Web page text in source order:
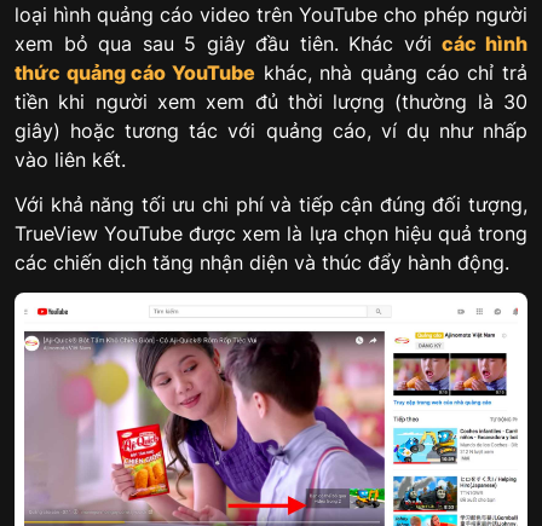
loại hình quảng cáo video trên YouTube cho phép người
xem bỏ qua sau 5 giây đầu tiên. Khác vớicác hình
thức quảng cáo YouTube khác, nhà quảng cáo chỉ trả
tiền khi người xem xem đủ thời lượng (thường là 30
giây) hoặc tương tác với quảng cáo, ví dụ như nhấp
vào liên kết.
Với khả năng tối ưu chi phí và tiếp cận đúng đối tượng,
TrueView YouTube được xem là lựa chọn hiệu quả trong
các chiến dịch tăng nhận diện và thúc đẩy hành động.